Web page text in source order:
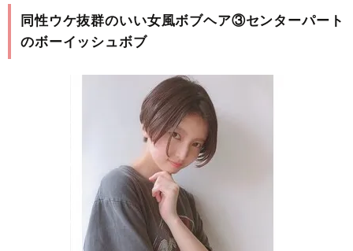
同性ウケ抜群のいい女風ボブヘア③センターパート
のボーイッシュボブ